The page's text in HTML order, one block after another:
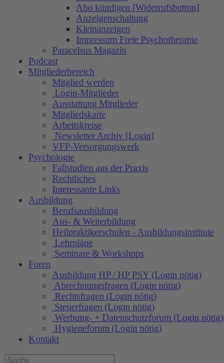
Abo kündigen [Widerrufsbutton]
Anzeigenschaltung
Kleinanzeigen
Impressum Freie Psychotherapie
Paracelsus Magazin
Podcast
Mitgliederbereich
Mitglied werden
Login-Mitglieder
Ausstattung Mitglieder
Mitgliedskarte
Arbeitskreise
Newsletter Archiv [Login]
VFP-Versorgungswerk
Psychologie
Fallstudien aus der Praxis
Rechtliches
Interessante Links
Ausbildung
Berufsausbildung
Aus- & Weiterbildung
Heilpraktikerschulen - Ausbildungsinstitute
Lehrpläne
Seminare & Workshops
Foren
Ausbildung HP / HP PSY (Login nötig)
Abrechnungsfragen (Login nötig)
Rechtsfragen (Login nötig)
Steuerfragen (Login nötig)
Werbung- + Datenschutzforum (Login nötig)
Hygieneforum (Login nötig)
Kontakt